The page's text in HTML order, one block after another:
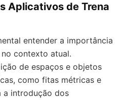
Aplicativos de Trena
entender a importância
contexto atual.
de espaços e objetos
como fitas métricas e
a introdução dos